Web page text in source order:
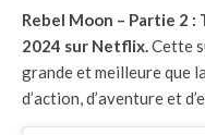
Rebel Moon – Partie 2
2024 sur Netflix.Cette
grande et meilleure que
d’action, d’aventure et